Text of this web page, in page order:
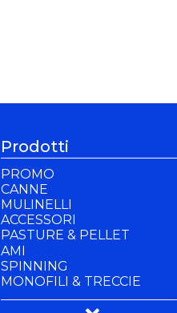
Prodotti
PROMO
CANNE
MULINELLI
ACCESSORI
PASTURE & PELLET
PASTURE
PELLET
INNESCO
ADDITIVI
AMI
SPINNING
MONOFILI & TRECCIE
PANCHETTI & SEDIE